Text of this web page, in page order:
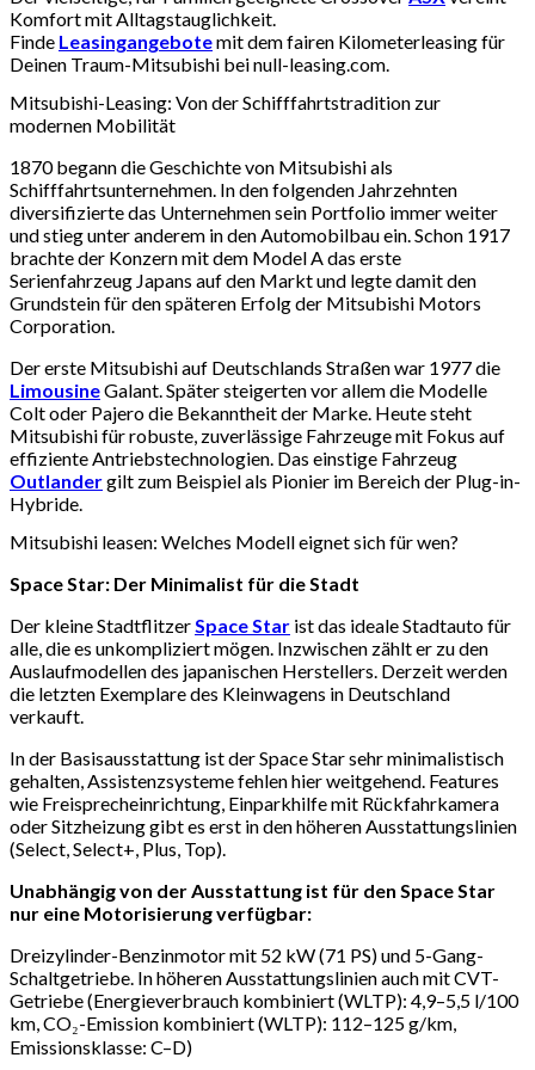
Komfort mit Alltagstauglichkeit.
Finde Leasingangebotemit dem fairen Kilometerleasing für
Deinen Traum-Mitsubishi bei null-leasing.com.
Mitsubishi-Leasing: Von der Schifffahrtstradition zur
modernen Mobilität
1870 begann die Geschichte von Mitsubishi als
Schifffahrtsunternehmen. In den folgenden Jahrzehnten
diversifizierte das Unternehmen sein Portfolio immer weiter
und stieg unter anderem in den Automobilbau ein. Schon 1917
brachte der Konzern mit dem Model A das erste
Serienfahrzeug Japans auf den Markt und legte damit den
Grundstein für den späteren Erfolg der Mitsubishi Motors
Corporation.
Der erste Mitsubishi auf Deutschlands Straßen war 1977 die
LimousineGalant. Später steigerten vor allem die Modelle
Colt oder Pajero die Bekanntheit der Marke. Heute steht
Mitsubishi für robuste, zuverlässige Fahrzeuge mit Fokus auf
effiziente Antriebstechnologien. Das einstige Fahrzeug
Outlandergilt zum Beispiel als Pionier im Bereich der Plug-in-
Hybride.
Mitsubishi leasen: Welches Modell eignet sich für wen?
Space Star: Der Minimalist für die Stadt
Der kleine StadtflitzerSpace Star ist das ideale Stadtauto für
alle, die es unkompliziert mögen. Inzwischen zählt er zu den
Auslaufmodellen des japanischen Herstellers. Derzeit werden
die letzten Exemplare des Kleinwagens in Deutschland
verkauft.
In der Basisausstattung ist der Space Star sehr minimalistisch
gehalten, Assistenzsysteme fehlen hier weitgehend. Features
wie Freisprecheinrichtung, Einparkhilfe mit Rückfahrkamera
oder Sitzheizung gibt es erst in den höheren Ausstattungslinien
(Select, Select+, Plus, Top).
Unabhängig von der Ausstattung ist für den Space Star
nur eine Motorisierung verfügbar:
Dreizylinder-Benzinmotor mit 52 kW (71 PS) und 5-Gang-
Schaltgetriebe. In höheren Ausstattungslinien auch mit CVT-
Getriebe (Energieverbrauch kombiniert (WLTP): 4,9–5,5 l/100
km, CO₂-Emission kombiniert (WLTP): 112–125 g/km,
Emissionsklasse: C–D)